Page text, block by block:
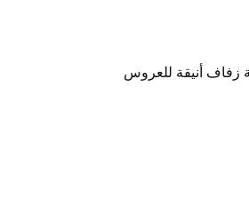
زفاف أنيقة للعروس